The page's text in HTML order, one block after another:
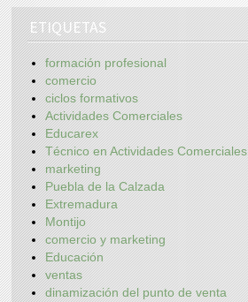
ETIQUETAS
formación profesional
comercio
ciclos formativos
Actividades Comerciales
Educarex
Técnico en Actividades Comerciales
marketing
Puebla de la Calzada
Extremadura
Montijo
comercio y marketing
Educación
ventas
dinamización del punto de venta